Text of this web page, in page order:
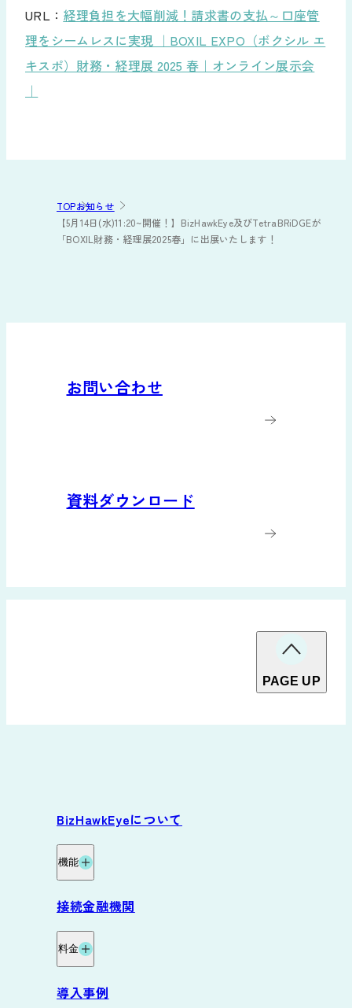
URL： 経理負担を大幅削減！請求書の支払～口座管
理をシームレスに実現 ｜BOXIL EXPO（ボクシル エ
キスポ）財務・経理展 2025 春｜オンライン展示会
｜
TOPお知らせ
【5月14日(水)11:20~開催！】BizHawkEye及びTetraBRiDGEが
「BOXIL財務・経理展2025春」に出展いたします！
お問い合わせ
資料ダウンロード
PAGE UP
BizHawkEyeについて
機能
機能
グループ資金管理オプション
接続金融機関
料金
料金・プラン
導入事例